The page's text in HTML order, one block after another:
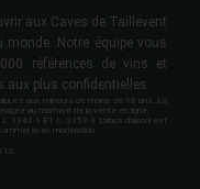
aux Caves de Taillevent
monde. Notre équipe vous
références de vins et
aux plus confidentielles.
aux mineurs de moins de 18 ans. La
au moment de la vente en ligne.
L 3342-1 ET L. 3353-3 L'abus d'alcool est
avec modération.